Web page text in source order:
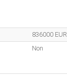
836000 EUR
Non